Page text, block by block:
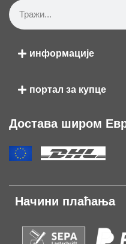
информације
портал за купце
Достава широм
Начини плаћања